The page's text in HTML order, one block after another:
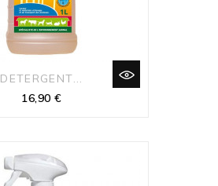
DETERGENT...
16,90 €Prix